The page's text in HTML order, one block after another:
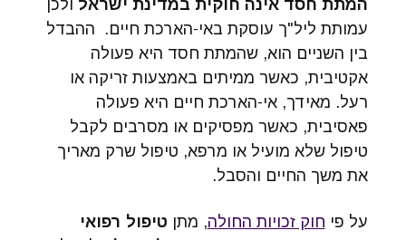
המתת חסד אינה חוקית במדינת ישראל ולכן
עמותת ליל"ך עוסקת באי-הארכת חיים. ההבדל
בין השניים הוא, שהמתת חסד היא פעולה
אקטיבית, כאשר ממיתים באמצעות זריקה או
רעל. מאידך, אי-הארכת חיים היא פעולה
פאסיבית, כאשר מפסיקים או מסרבים לקבל
טיפול שלא מועיל או מרפא, טיפול שרק מאריך
את משך החיים והסבל.
על פי חוק זכויות החולה, מתן טיפול רפואי